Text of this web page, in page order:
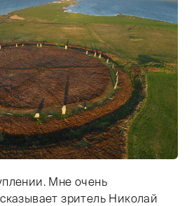
цветная фотография. Вид с
Мне очень
зритель Николай